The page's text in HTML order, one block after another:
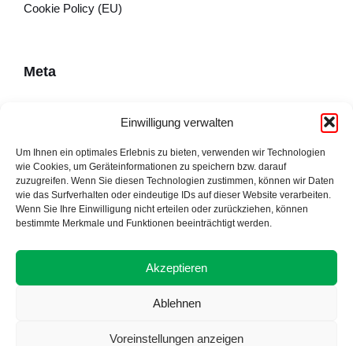
Einwilligung verwalten
Um Ihnen ein optimales Erlebnis zu bieten, verwenden wir Technologien
wie Cookies, um Geräteinformationen zu speichern bzw. darauf
zuzugreifen. Wenn Sie diesen Technologien zustimmen, können wir Daten
wie das Surfverhalten oder eindeutige IDs auf dieser Website verarbeiten.
Wenn Sie Ihre Einwilligung nicht erteilen oder zurückziehen, können
bestimmte Merkmale und Funktionen beeinträchtigt werden.
Akzeptieren
Ablehnen
Voreinstellungen anzeigen
Cookie Policy (EU)
Meta
Cookie Policy (EU)
Proudly made by Alpsware